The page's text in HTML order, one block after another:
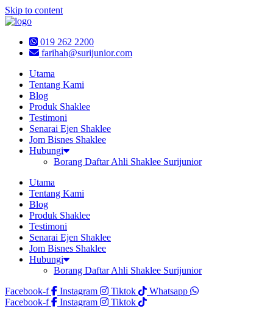
Skip to content
019 262 2200
farihah@surijunior.com
Utama
Tentang Kami
Blog
Produk Shaklee
Testimoni
Senarai Ejen Shaklee
Jom Bisnes Shaklee
Hubungi
Borang Daftar Ahli Shaklee Surijunior
Utama
Tentang Kami
Blog
Produk Shaklee
Testimoni
Senarai Ejen Shaklee
Jom Bisnes Shaklee
Hubungi
Borang Daftar Ahli Shaklee Surijunior
Facebook-f
Instagram Tiktok
Whatsapp
Facebook-f
Instagram
Tiktok